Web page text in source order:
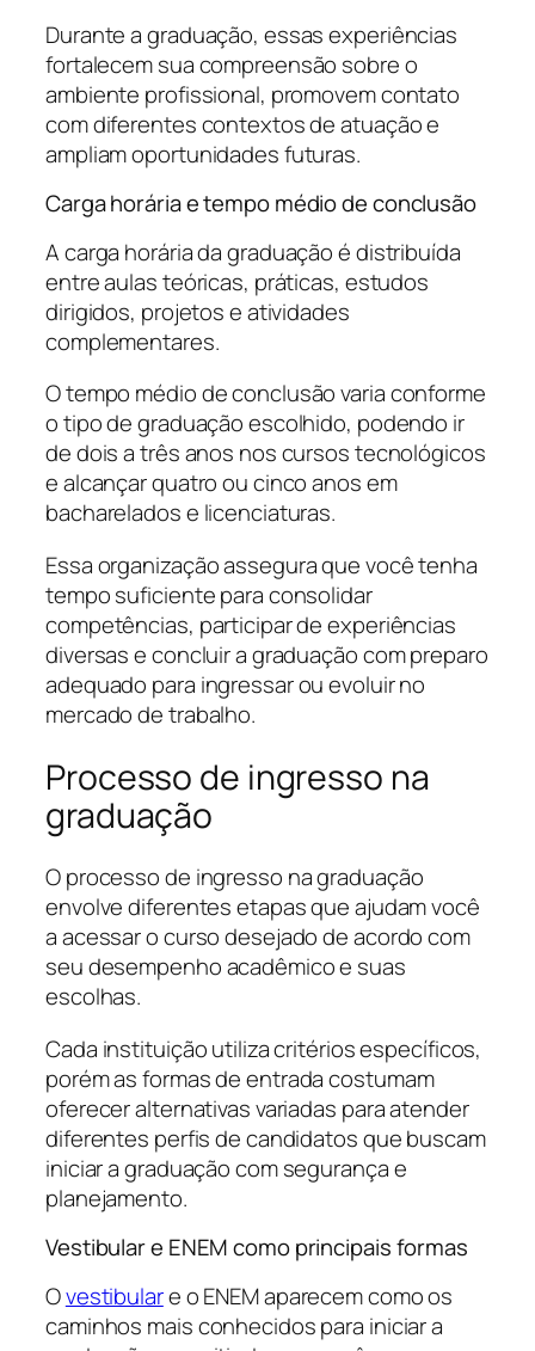
Durante a graduação, essas experiências
fortalecem sua compreensão sobre o
ambiente profissional, promovem contato
com diferentes contextos de atuação e
ampliam oportunidades futuras.
Carga horária e tempo médio de conclusão
A carga horária da graduação é distribuída
entre aulas teóricas, práticas, estudos
dirigidos, projetos e atividades
complementares.
O tempo médio de conclusão varia conforme
o tipo de graduação escolhido, podendo ir
de dois a três anos nos cursos tecnológicos
e alcançar quatro ou cinco anos em
bacharelados e licenciaturas.
Essa organização assegura que você tenha
tempo suficiente para consolidar
competências, participar de experiências
diversas e concluir a graduação com preparo
adequado para ingressar ou evoluir no
mercado de trabalho.
Processo de ingresso na
graduação
O processo de ingresso na graduação
envolve diferentes etapas que ajudam você
a acessar o curso desejado de acordo com
seu desempenho acadêmico e suas
escolhas.
Cada instituição utiliza critérios específicos,
porém as formas de entrada costumam
oferecer alternativas variadas para atender
diferentes perfis de candidatos que buscam
iniciar a graduação com segurança e
planejamento.
Vestibular e ENEM como principais formas
Ovestibulare o ENEM aparecem como os
caminhos mais conhecidos para iniciar a